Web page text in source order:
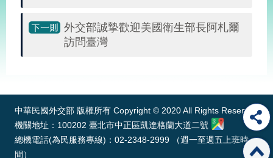
為
關
網
站
外交部誠摯歡迎美國衛生部長阿札爾
訪問臺灣
中華民國外交部 版權所有 Copyright © 2020 All Rights Reserved
機關地址：100202 臺北市中正區凱達格蘭大道二號
總機電話(為民服務專線)：02-2348-2999 （週一至週五上班時
間）